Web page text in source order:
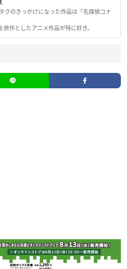
クのきっかけになった作品は『名探偵コナ
作としたアニメ作品が特に好き。